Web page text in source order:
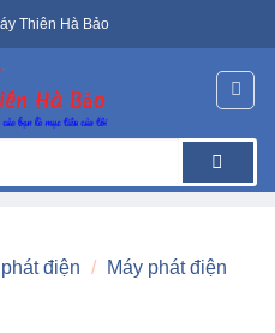
Thiên Hà Bảo
điện /
Máy phát điện